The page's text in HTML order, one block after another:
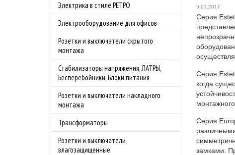
Электрика в стиле РЕТРО
Электрооборудование для офисов
Розетки и выключатели скрытого
монтажа
Стабилизаторы напряжения, ЛАТРЫ,
Бесперебойники, Блоки питания
Розетки и выключатели накладного
монтажа
Трансформаторы
Розетки и выключатели
влагозащищенные
5.01.2017
Серия
Серия
когда
Серия
замками.